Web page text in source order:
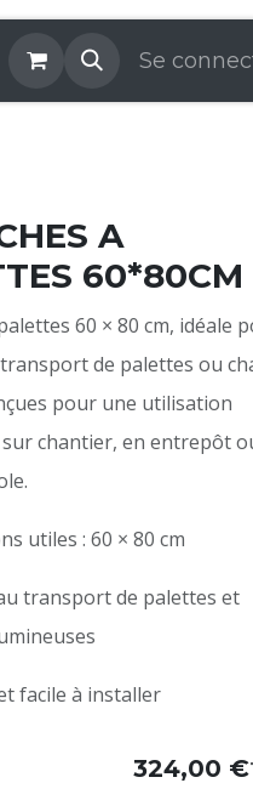
Galerie Aide
Se
A
60*80CM
60 × 80 cm, idéale
de palettes ou
pour une utilisation
chantier, en entrepôt
utiles : 60 × 80 cm
transport de palettes et
facile à installer
324,00 €